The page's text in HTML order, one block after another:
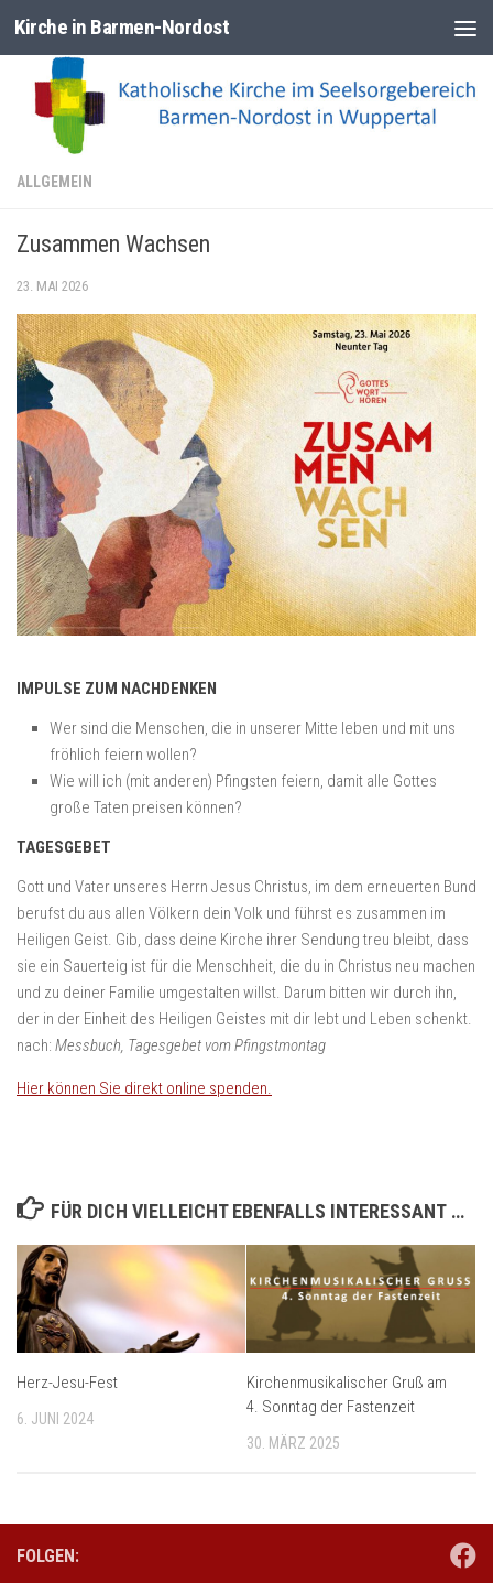
Zum Inhalt springen
Kirche in Barmen-Nordost
ALLGEMEIN
Zusammen Wachsen
23. MAI 2026
IMPULSE ZUM NACHDENKEN
Wer sind die Menschen, die in unserer Mitte leben und mit uns
fröhlich feiern wollen?
Wie will ich (mit anderen) Pfingsten feiern, damit alle Gottes
große Taten preisen können?
TAGESGEBET
Gott und Vater unseres Herrn Jesus Christus, im dem erneuerten Bund
berufst du aus allen Völkern dein Volk und führst es zusammen im
Heiligen Geist. Gib, dass deine Kirche ihrer Sendung treu bleibt, dass
sie ein Sauerteig ist für die Menschheit, die du in Christus neu machen
und zu deiner Familie umgestalten willst. Darum bitten wir durch ihn,
der in der Einheit des Heiligen Geistes mit dir lebt und Leben schenkt.
nach: Messbuch, Tagesgebet vom Pfingstmontag
Hier können Sie direkt online spenden.
FÜR DICH VIELLEICHT EBENFALLS INTERESSANT …
Herz-Jesu-Fest
6. JUNI 2024
Kirchenmusikalischer Gruß am
4. Sonntag der Fastenzeit
30. MÄRZ 2025
FOLGEN: